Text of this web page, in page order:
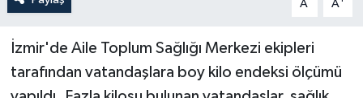
A A
İzmir'de Aile Toplum Sağlığı Merkezi ekipleri
tarafından vatandaşlara boy kilo endeksi ölçümü